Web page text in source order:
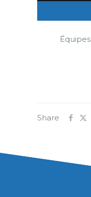
Équipes
Share